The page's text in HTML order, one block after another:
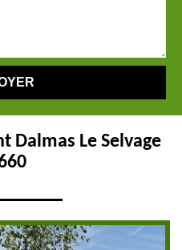
Dalmas Le Selvage